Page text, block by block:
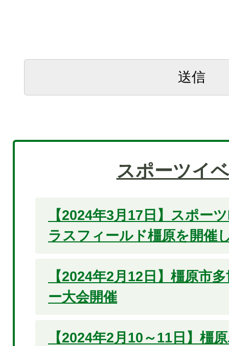
スポーツイ
【2024年3月17日】スポー
ラスフィールド橿原を開催
【2024年2月12日】橿原市
ー大会開催
【2024年2月10～11日】橿